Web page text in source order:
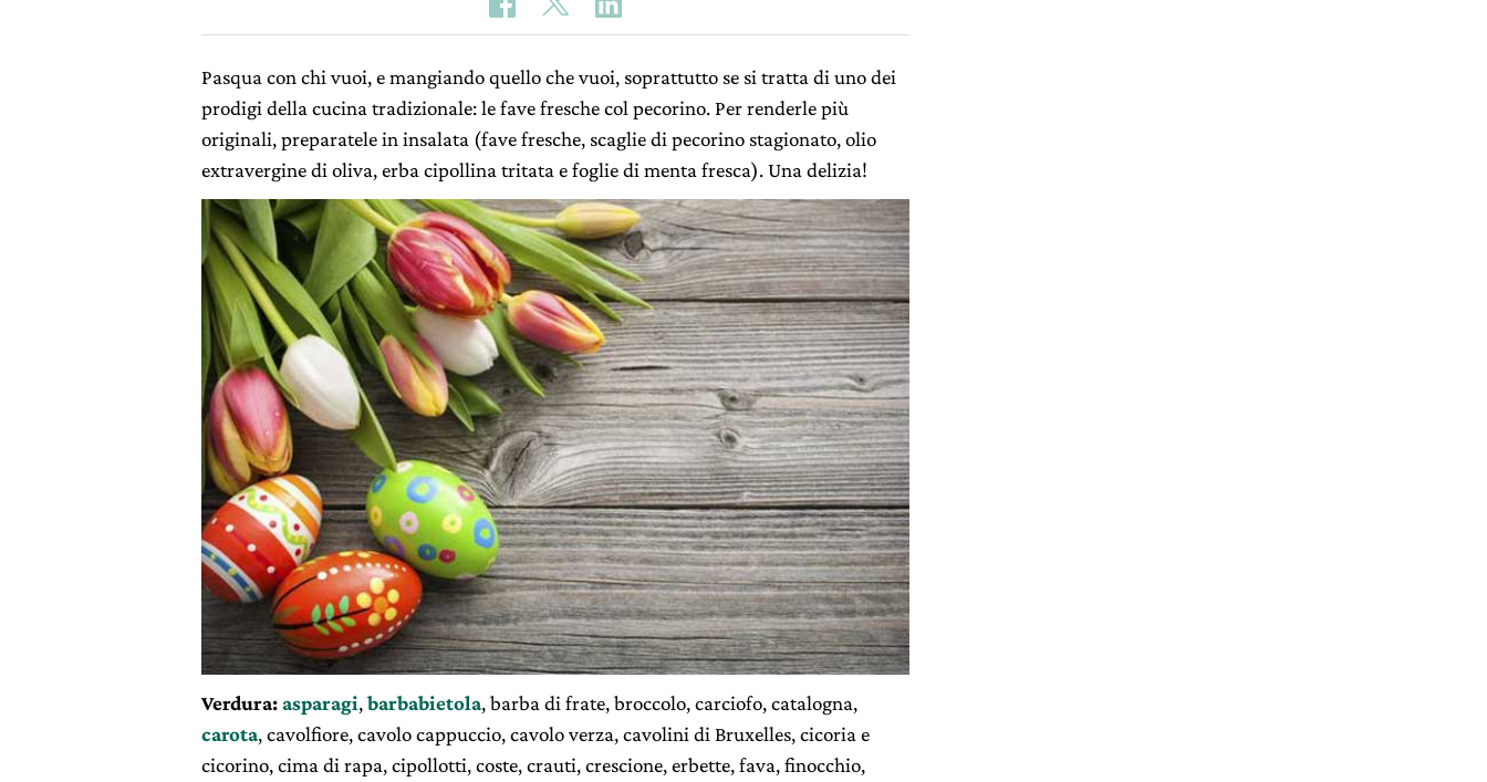
Pasqua con chi vuoi, e mangiando quello che vuoi, soprattutto se si tratta di uno dei
prodigi della cucina tradizionale: le fave fresche col pecorino. Per renderle più
originali, preparatele in insalata (fave fresche, scaglie di pecorino stagionato, olio
extravergine di oliva, erba cipollina tritata e foglie di menta fresca). Una delizia!
Verdura:asparagi,barbabietola, barba di frate, broccolo, carciofo, catalogna,
carota, cavolfiore, cavolo cappuccio, cavolo verza, cavolini di Bruxelles, cicoria e
cicorino, cima di rapa, cipollotti, coste, crauti, crescione, erbette, fava, finocchio,